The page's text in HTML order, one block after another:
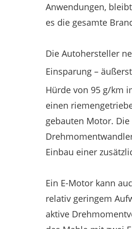
Anwendungen,
es die gesamte
Die Autohersteller
Einsparung –
Hürde von 95 g/km
einen
gebauten Motor.
Einbau einer
Ein E-Motor kann
relativ geringem
aktive